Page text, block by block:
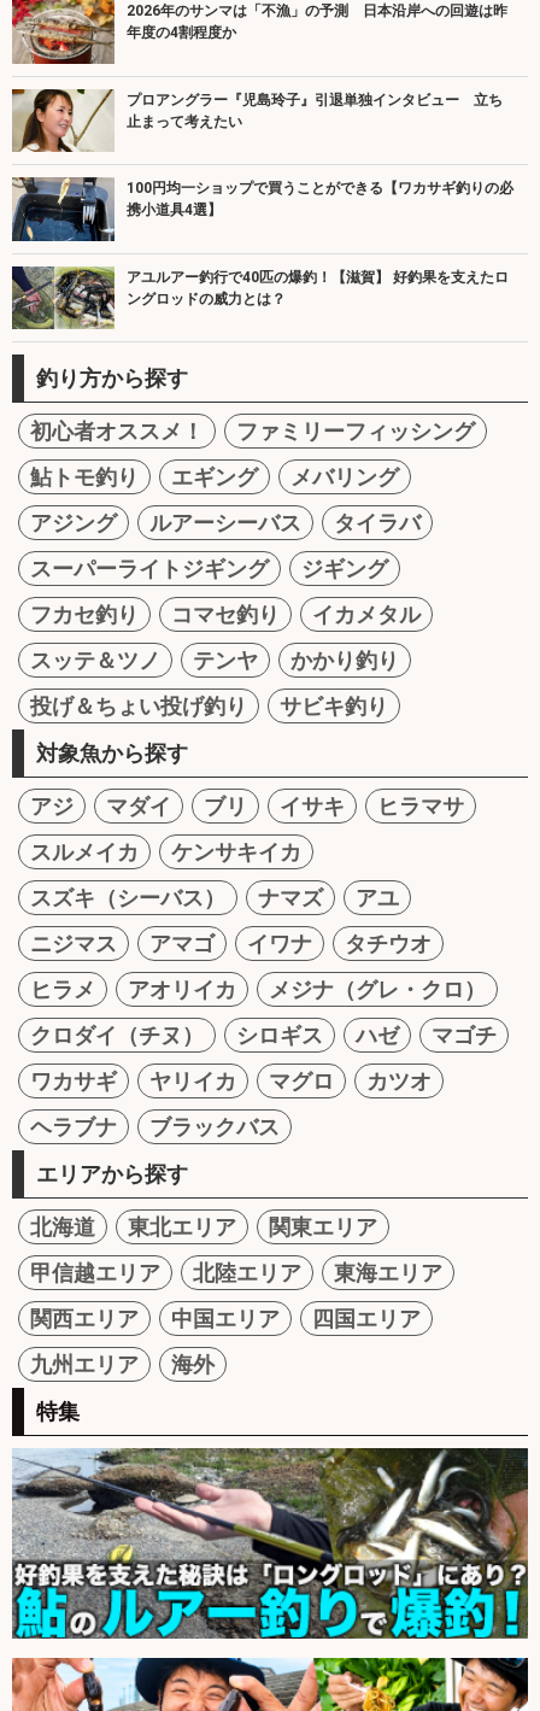
2026年のサンマは「不漁」の予測 日本沿岸への回遊は昨
年度の4割程度か
プロアングラー『児島玲子』引退単独インタビュー 立ち
止まって考えたい
100円均一ショップで買うことができる【ワカサギ釣りの必
携小道具4選】
アユルアー釣行で40匹の爆釣！【滋賀】 好釣果を支えたロ
ングロッドの威力とは？
釣り方から探す
初心者オススメ！
ファミリーフィッシング
鮎トモ釣り
エギング
メバリング
アジング
ルアーシーバス
タイラバ
スーパーライトジギング
ジギング
フカセ釣り
コマセ釣り
イカメタル
スッテ＆ツノ
テンヤ
かかり釣り
投げ＆ちょい投げ釣り
サビキ釣り
対象魚から探す
アジ マダイ ブリ イサキ
ヒラマサ
スルメイカ
ケンサキイカ
スズキ（シーバス）
ナマズ
アユ
ニジマス
アマゴ イワナ
タチウオ
ヒラメ
アオリイカ
メジナ（グレ・クロ）
クロダイ（チヌ）
シロギス ハゼ
マゴチ
ワカサギ
ヤリイカ マグロ
カツオ
ヘラブナ
ブラックバス
エリアから探す
北海道 東北エリア
関東エリア
甲信越エリア
北陸エリア
東海エリア
関西エリア
中国エリア
四国エリア
九州エリア
海外
特集